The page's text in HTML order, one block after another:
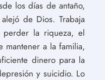
los días de antaño,
de Dios. Trabaja
la riqueza, el
mantener a la familia,
dinero para la
y suicidio. Lo